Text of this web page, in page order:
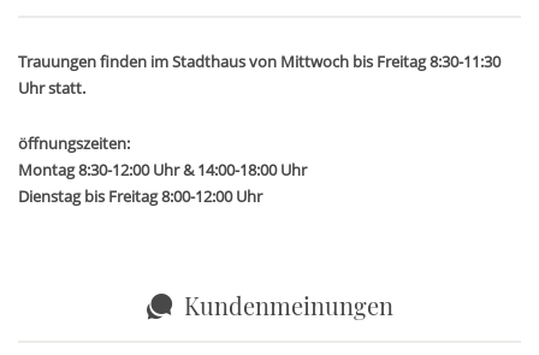
Trauungen finden im Stadthaus von Mittwoch bis Freitag 8:30-11:30
Uhr statt.
öffnungszeiten:
Montag 8:30-12:00 Uhr & 14:00-18:00 Uhr
Dienstag bis Freitag 8:00-12:00 Uhr
Kundenmeinungen